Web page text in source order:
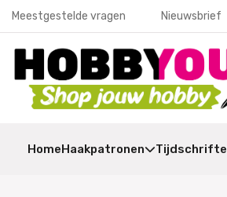
Meestgestelde vragen Nieuwsbrief
HomeHaakpatronen